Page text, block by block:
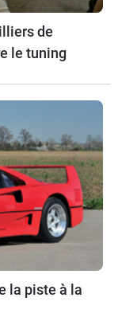
de
le tuning
la piste à la